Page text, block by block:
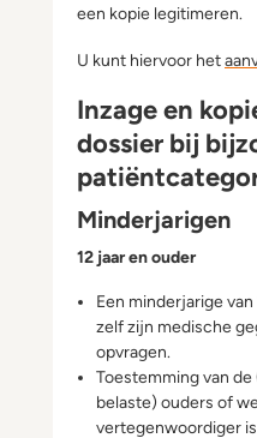
een kopie legitimeren.
U kunt hiervoor het
Inzage en
dossier bij
Minderjarigen
12 jaar en ouder
Een minderjarige
zelf zijn medische
opvragen.
Toestemming van
belaste) ouders of
vertegenwoordiger